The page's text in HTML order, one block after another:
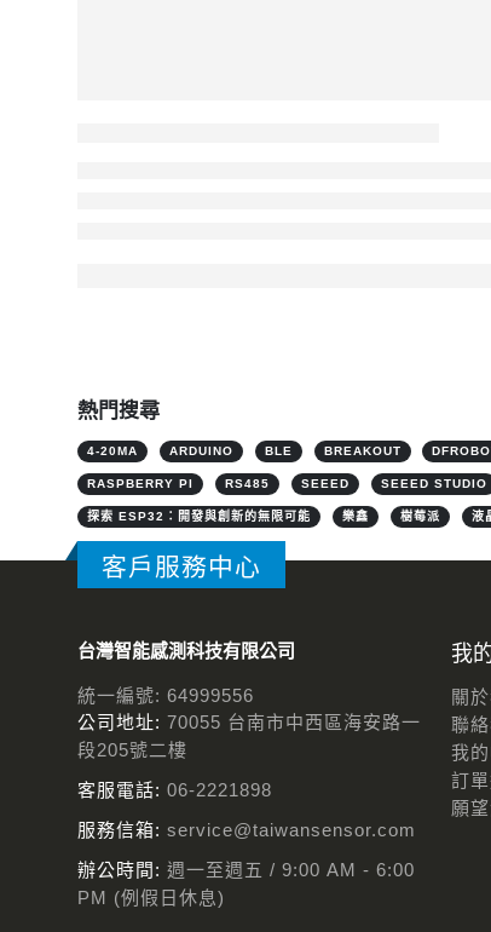
熱門搜尋
4-20MA ARDUINO BLE BREAKOUT
RASPBERRY PI RS485 SEEED SEEED STUDIO
探索 ESP32：開發與創新的無限可能 樂鑫 樹莓派 液
客戶服務中心
台灣智能感測科技有限公司
統一編號: 64999556
公司地址: 70055 台南市中西區海安路一
段205號二樓
客服電話: 06-2221898
服務信箱: service@taiwansensor.com
辦公時間: 週一至週五 / 9:00 AM - 6:00
PM (例假日休息)
我
關
聯
我
訂
願